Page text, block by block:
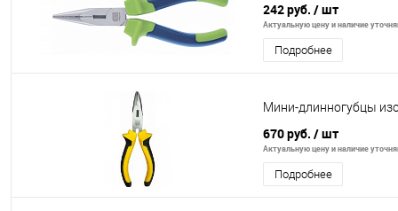
242 руб. / шт
Актуальную цену и наличие
Подробнее
Мини-длинногубцы
670 руб. / шт
Актуальную цену и наличие
Подробнее